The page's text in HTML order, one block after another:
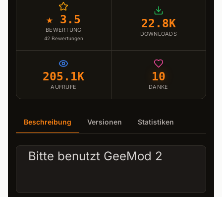
★ 3.5
BEWERTUNG
42 Bewertungen
22.8K
DOWNLOADS
205.1K
AUFRUFE
10
DANKE
Beschreibung Versionen Statistiken
Bitte benutzt GeeMod 2